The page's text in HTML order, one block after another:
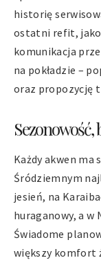
historię
ostatni refit,
komunikacja
na pokładzie –
oraz propozycję
Sezonowość,
Każdy akwen ma
Śródziemnym
jesień, na
huraganowy, a w
Świadome
większy komfort